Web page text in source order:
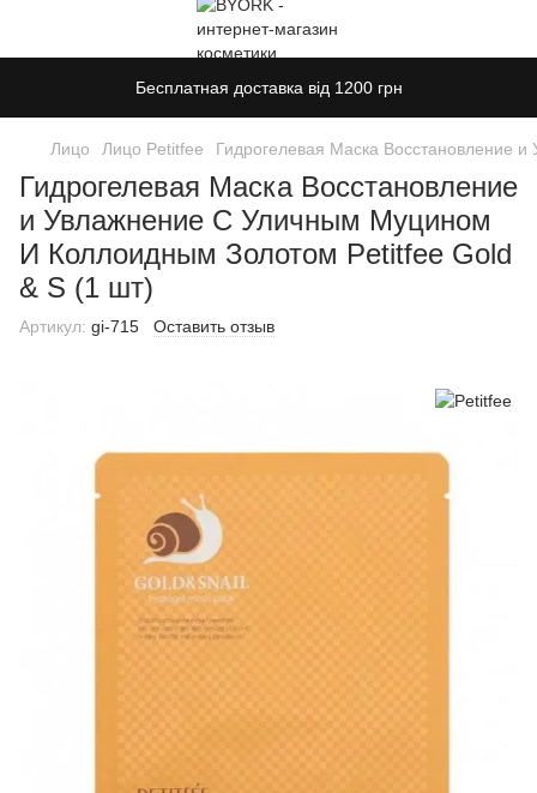
Бесплатная доставка від 1200 грн
Лицо Лицо Petitfee Гидрогелевая Маска Восстановление
Гидрогелевая Маска Восстановление
и Увлажнение С Уличным Муцином
И Коллоидным Золотом Petitfee Gold
& S (1 шт)
Артикул: gi-715 Оставить отзыв